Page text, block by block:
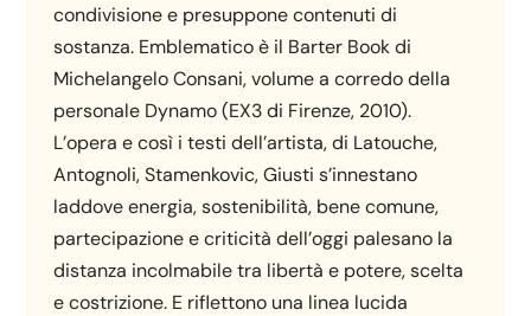
condivisione e presuppone contenuti di
sostanza. Emblematico è il Barter Book di
Michelangelo Consani, volume a corredo della
personale Dynamo (EX3 di Firenze, 2010).
L’opera e così i testi dell’artista, di Latouche,
Antognoli, Stamenkovic, Giusti s’innestano
laddove energia, sostenibilità, bene comune,
partecipazione e criticità dell’oggi palesano la
distanza incolmabile tra libertà e potere, scelta
e costrizione. E riflettono una linea lucida